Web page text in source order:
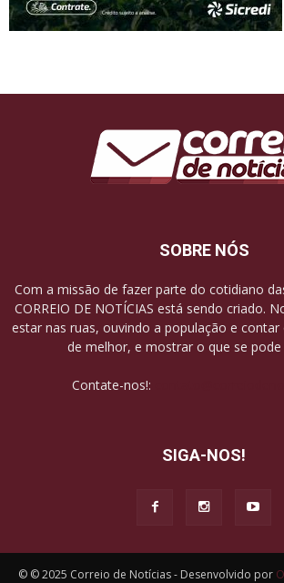
SOBRE NÓS
Com a missão de fazer parte do cotidiano
CORREIO DE NOTÍCIAS está sendo criado.
estar nas ruas, ouvindo a população e
de melhor, e mostrar o que se
Contate-nos!:
SIGA-NOS!
© © 2025 Correio de Notícias - Desenvolvido por